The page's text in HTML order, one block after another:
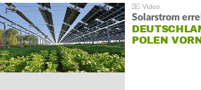
Solarstrom
POLEN